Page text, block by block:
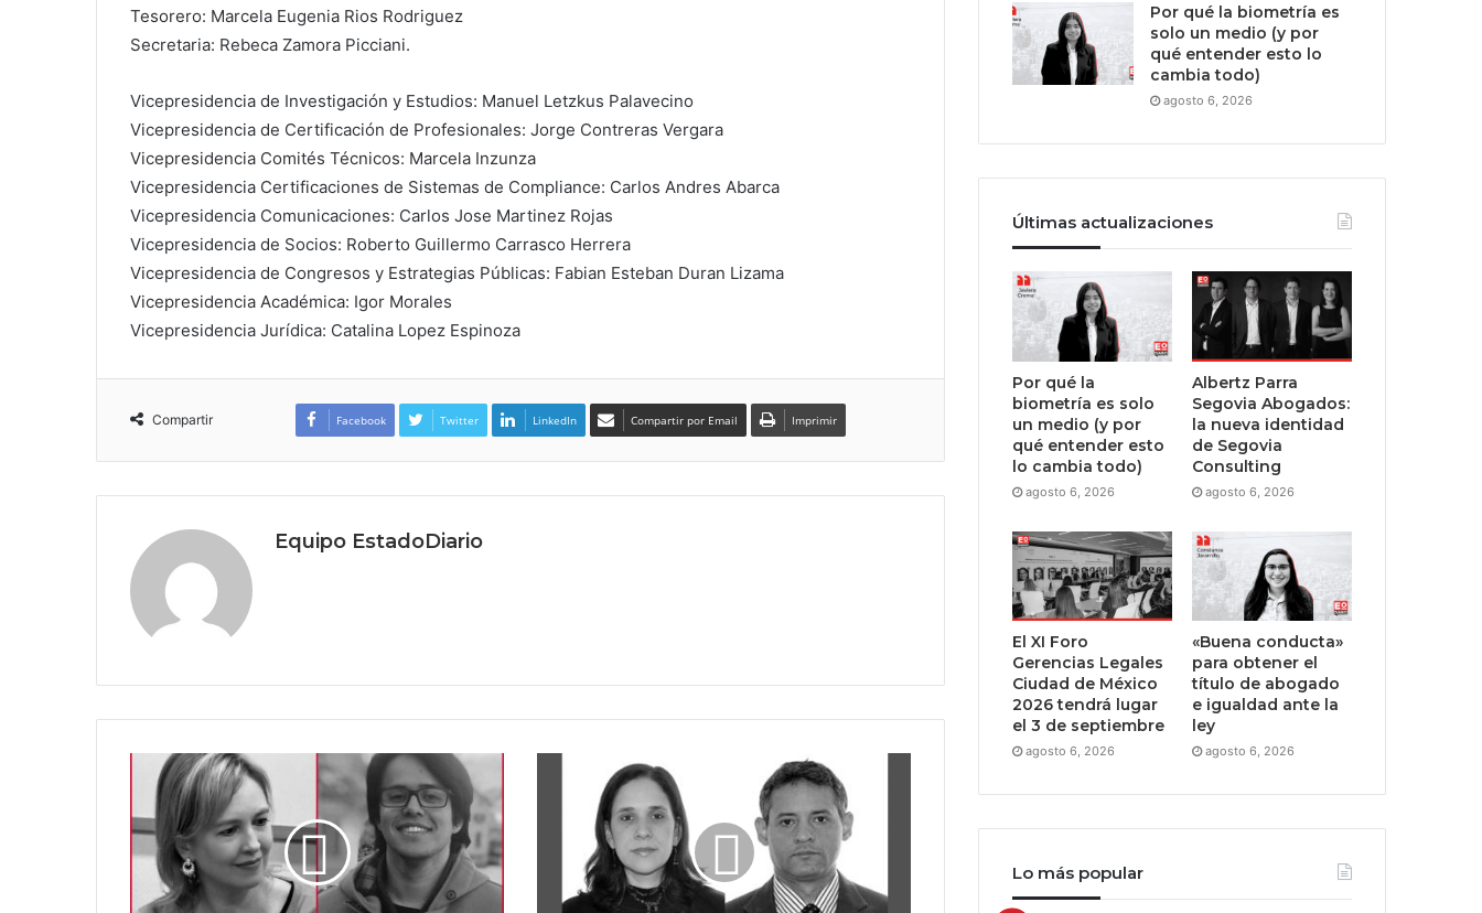
Tesorero: Marcela Eugenia Rios Rodriguez
Secretaria: Rebeca Zamora Picciani.
Vicepresidencia de Investigación y Estudios: Manuel Letzkus Palavecino
Vicepresidencia de Certificación de Profesionales: Jorge Contreras Vergara
Vicepresidencia Comités Técnicos: Marcela Inzunza
Vicepresidencia Certificaciones de Sistemas de Compliance: Carlos Andres Abarca
Vicepresidencia Comunicaciones: Carlos Jose Martinez Rojas
Vicepresidencia de Socios: Roberto Guillermo Carrasco Herrera
Vicepresidencia de Congresos y Estrategias Públicas: Fabian Esteban Duran Lizama
Vicepresidencia Académica: Igor Morales
Vicepresidencia Jurídica: Catalina Lopez Espinoza
Compartir Facebook Twitter LinkedIn Compartir por Email Imprimir
Equipo EstadoDiario
Por qué la biometría es
solo un medio (y por
qué entender esto lo
cambia todo)
agosto 6, 2026
Últimas actualizaciones
Por qué la
biometría es solo
un medio (y por
qué entender esto
lo cambia todo)
agosto 6, 2026
Albertz Parra
Segovia Abogados:
la nueva identidad
de Segovia
Consulting
agosto 6, 2026
El XI Foro
Gerencias Legales
Ciudad de México
2026 tendrá lugar
el 3 de septiembre
agosto 6, 2026
«Buena conducta»
para obtener el
título de abogado
e igualdad ante la
ley
agosto 6, 2026
Lo más popular